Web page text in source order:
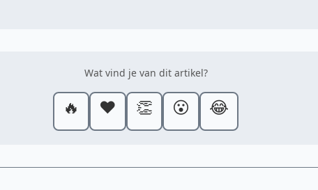
Wat vind je van dit artikel?
🔥 ❤️ 👏 😮 😂